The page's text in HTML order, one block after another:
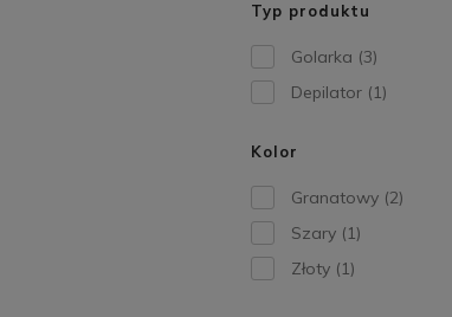
Typ produktu
Golarka (3)
Depilator (1)
Kolor
Granatowy (2)
Szary (1)
Złoty (1)